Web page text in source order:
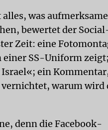
was
bewertet der
Zeit: eine
einer SS-Uniform
ein
warum wird
denn die Facebook-